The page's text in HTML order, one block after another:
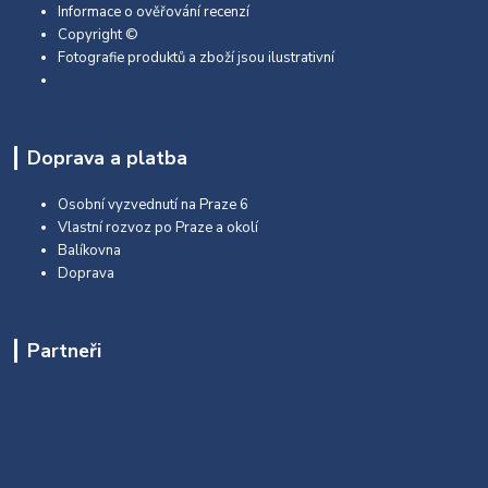
Informace o ověřování recenzí
Copyright ©
Fotografie produktů a zboží jsou ilustrativní
Doprava a platba
Osobní vyzvednutí na Praze 6
Vlastní rozvoz po Praze a okolí
Balíkovna
Doprava
Partneři